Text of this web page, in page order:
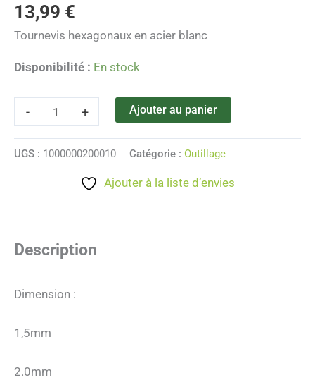
13,99 €
Tournevis hexagonaux en acier blanc
Disponibilité : En stock
- + Ajouter au panier
UGS : 1000000200010 Catégorie : Outillage
Ajouter à la liste d’envies
Description
Dimension :
1,5mm
2.0mm